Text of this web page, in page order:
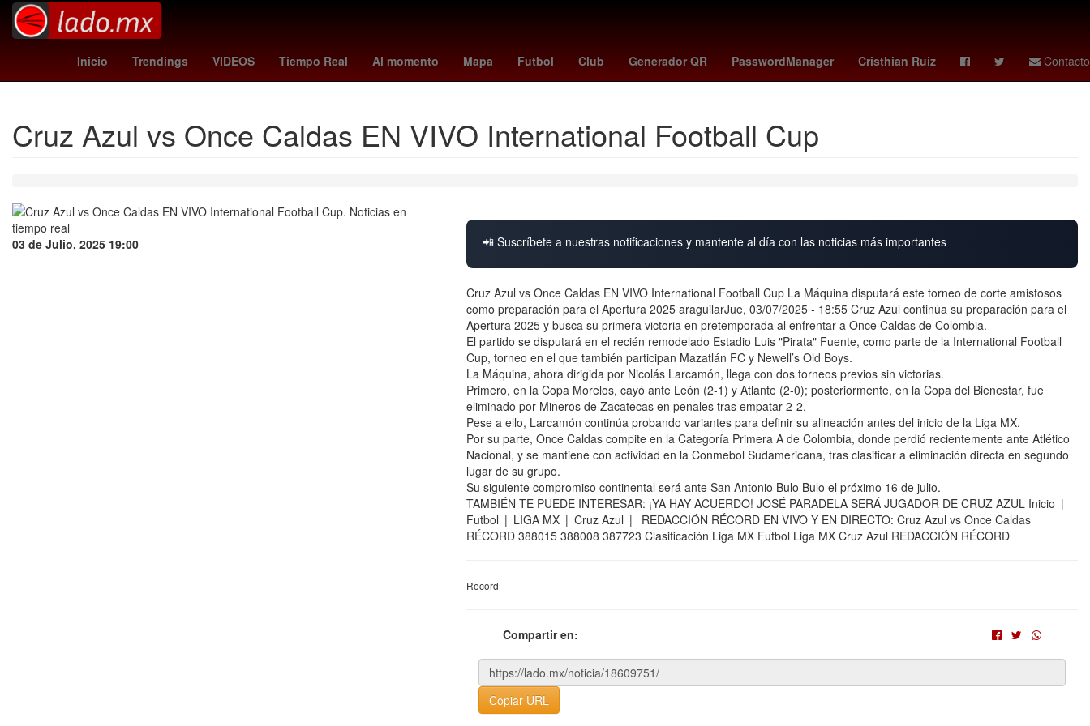
Inicio Trendings VIDEOS Tiempo Real Al momento Mapa Futbol Club Generador QR PasswordManager Cristhian Ruiz Contacto
Erick Pulgar moneda de oro 2024 Nueva York Aguascalientes Incendio Semana Santa Claro Sports Rafael Caro Quintero
Cruz Azul vs Once Caldas EN VIVO International Football Cup
03 de Julio, 2025 19:00 📲 Suscríbete a nuestras notificaciones y mantente al día con las noticias más importantes
Cruz Azul vs Once Caldas EN VIVO International Football Cup La Máquina disputará este torneo de corte amistosos
como preparación para el Apertura 2025 araguilarJue, 03/07/2025 - 18:55 Cruz Azul continúa su preparación para el
Apertura 2025 y busca su primera victoria en pretemporada al enfrentar a Once Caldas de Colombia.
El partido se disputará en el recién remodelado Estadio Luis "Pirata" Fuente, como parte de la International Football
Cup, torneo en el que también participan Mazatlán FC y Newell’s Old Boys.
La Máquina, ahora dirigida por Nicolás Larcamón, llega con dos torneos previos sin victorias.
Primero, en la Copa Morelos, cayó ante León (2-1) y Atlante (2-0); posteriormente, en la Copa del Bienestar, fue
eliminado por Mineros de Zacatecas en penales tras empatar 2-2.
Pese a ello, Larcamón continúa probando variantes para definir su alineación antes del inicio de la Liga MX.
Por su parte, Once Caldas compite en la Categoría Primera A de Colombia, donde perdió recientemente ante Atlético
Nacional, y se mantiene con actividad en la Conmebol Sudamericana, tras clasificar a eliminación directa en segundo
lugar de su grupo.
Su siguiente compromiso continental será ante San Antonio Bulo Bulo el próximo 16 de julio.
TAMBIÉN TE PUEDE INTERESAR: ¡YA HAY ACUERDO! JOSÉ PARADELA SERÁ JUGADOR DE CRUZ AZUL Inicio |
Futbol | LIGA MX | Cruz Azul | REDACCIÓN RÉCORD EN VIVO Y EN DIRECTO: Cruz Azul vs Once Caldas
RÉCORD 388015 388008 387723 Clasificación Liga MX Futbol Liga MX Cruz Azul REDACCIÓN RÉCORD
Record
Compartir en:
Copiar URL